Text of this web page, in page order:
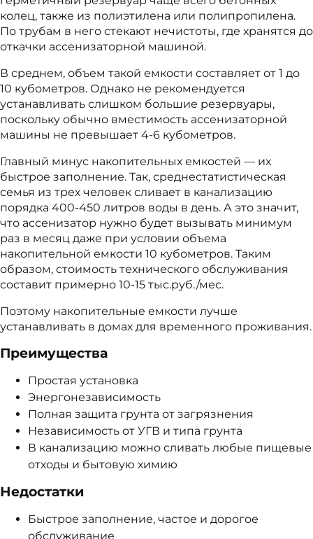
колец, также из полиэтилена или полипропилена.
По трубам в него стекают нечистоты, где хранятся до
откачки ассенизаторной машиной.
В среднем, объем такой емкости составляет от 1 до
10 кубометров. Однако не рекомендуется
устанавливать слишком большие резервуары,
поскольку обычно вместимость ассенизаторной
машины не превышает 4-6 кубометров.
Главный минус накопительных емкостей — их
быстрое заполнение. Так, среднестатистическая
семья из трех человек сливает в канализацию
порядка 400-450 литров воды в день. А это значит,
что ассенизатор нужно будет вызывать минимум
раз в месяц даже при условии объема
накопительной емкости 10 кубометров. Таким
образом, стоимость технического обслуживания
составит примерно 10-15 тыс.руб./мес.
Поэтому накопительные емкости лучше
устанавливать в домах для временного проживания.
Преимущества
Простая установка
Энергонезависимость
Полная защита грунта от загрязнения
Независимость от УГВ и типа грунта
В канализацию можно сливать любые пищевые
отходы и бытовую химию
Недостатки
Быстрое заполнение, частое и дорогое
обслуживание